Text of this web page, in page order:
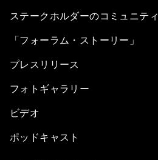
ステークホルダーのコミュニティ
「フォーラム・ストーリー」
プレスリリース
フォトギャラリー
ビデオ
ポッドキャスト